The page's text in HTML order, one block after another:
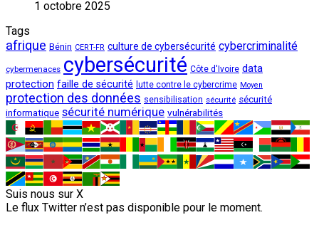
1 octobre 2025
Tags
afrique Bénin CERT-FR culture de cybersécurité cybercriminalité
cybermenaces cybersécurité Côte d'Ivoire data
protection faille de sécurité lutte contre le cybercrime Moyen
protection des données sensibilisation sécurité sécurité
informatique sécurité numérique vulnérabilités
Suis nous sur X
Le flux Twitter n’est pas disponible pour le moment.